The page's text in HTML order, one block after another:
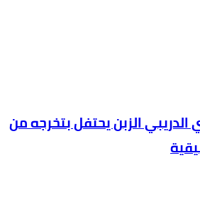
الزبن يحتفل بتخرجه من